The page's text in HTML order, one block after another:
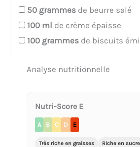
50 grammes de beurre salé
100 ml de crème épaisse
100 grammes de biscuits
Analyse nutritionnelle
Nutri-Score E
A B C D E
Très riche en graisses
Riche en